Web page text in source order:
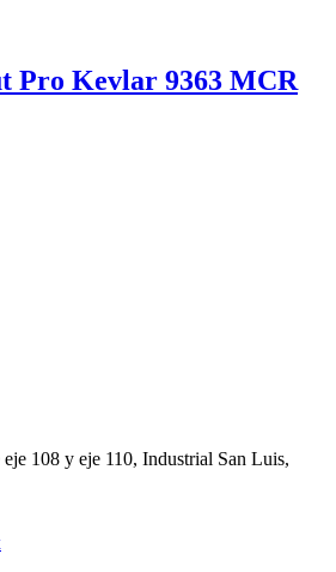
Pro Kevlar 9363 MCR
108 y eje 110, Industrial San Luis,